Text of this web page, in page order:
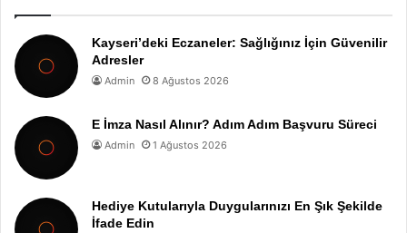
Kayseri’deki Eczaneler: Sağlığınız İçin Güvenilir
Adresler
Admin 8 Ağustos 2026
E İmza Nasıl Alınır? Adım Adım Başvuru Süreci
Admin 1 Ağustos 2026
Hediye Kutularıyla Duygularınızı En Şık Şekilde
İfade Edin